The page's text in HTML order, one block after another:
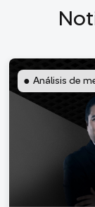
● Análisis de